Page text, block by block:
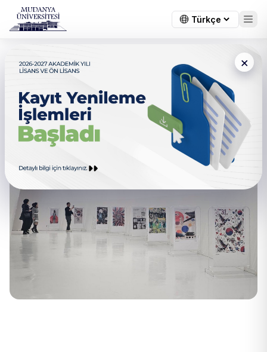
×
Mudanya Üniversitesi
Akademisyenlerinin Eserleri
Güney Kore’deki Sergide Yer
Aldı